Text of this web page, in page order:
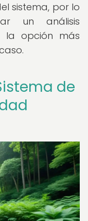
sistema, por lo
un análisis
la opción más
de